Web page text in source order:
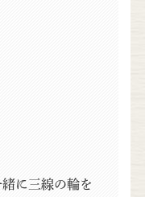
緒に三線の輪を